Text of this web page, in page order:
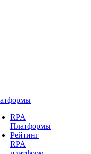
RPA
Платформы
Рейтинг
RPA